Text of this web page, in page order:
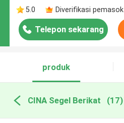
5.0
Diverifikasi pemasok
Telepon sekarang
produk
CINA Segel Berikat (17)